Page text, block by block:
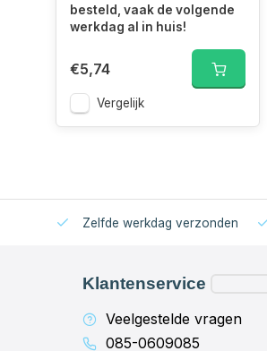
besteld, vaak de volgende
werkdag al in huis!
€5,74
Vergelijk
Zelfde werkdag verzonden
Klantenservice
Veelgestelde vragen
085-0609085